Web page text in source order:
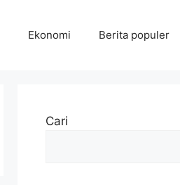
Ekonomi Berita populer
Cari